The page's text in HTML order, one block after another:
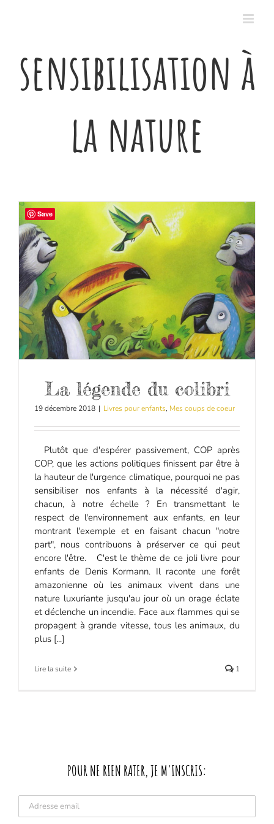
sensibilisation à
la nature
La légende du colibri
19 décembre 2018 | Livres pour enfants, Mes coups de coeur
Plutôt que d'espérer passivement, COP après
COP, que les actions politiques finissent par être à
la hauteur de l'urgence climatique, pourquoi ne pas
sensibiliser nos enfants à la nécessité d'agir,
chacun, à notre échelle ? En transmettant le
respect de l'environnement aux enfants, en leur
montrant l'exemple et en faisant chacun "notre
part", nous contribuons à préserver ce qui peut
encore l'être. C'est le thème de ce joli livre pour
enfants de Denis Kormann. Il raconte une forêt
amazonienne où les animaux vivent dans une
nature luxuriante jusqu'au jour où un orage éclate
et déclenche un incendie. Face aux flammes qui se
propagent à grande vitesse, tous les animaux, du
plus [...]
Lire la suite 1
POUR NE RIEN RATER, JE M'INSCRIS:
Save